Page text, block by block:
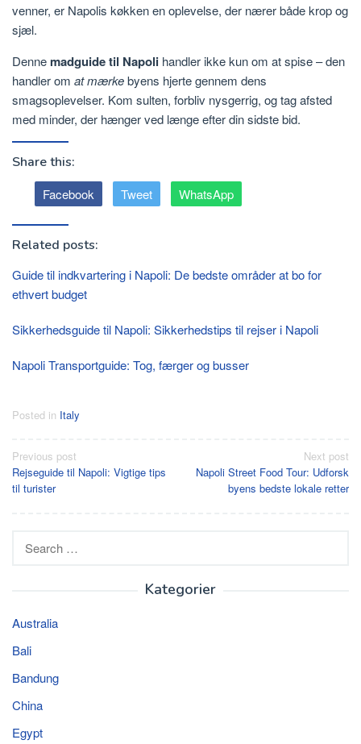
venner, er Napolis køkken en oplevelse, der nærer både krop og
sjæl.
Denne madguide til Napoli handler ikke kun om at spise – den
handler om at mærkebyens hjerte gennem dens
smagsoplevelser. Kom sulten, forbliv nysgerrig, og tag afsted
med minder, der hænger ved længe efter din sidste bid.
Share this:
Facebook Tweet WhatsApp
Related posts:
Guide til indkvartering i Napoli: De bedste områder at bo for
ethvert budget
Sikkerhedsguide til Napoli: Sikkerhedstips til rejser i Napoli
Napoli Transportguide: Tog, færger og busser
Posted in Italy
Post
navigation
Previous post
Rejseguide til Napoli: Vigtige tips
til turister
Next post
Napoli Street Food Tour: Udforsk
byens bedste lokale retter
Kategorier
Australia
Bali
Bandung
China
Egypt